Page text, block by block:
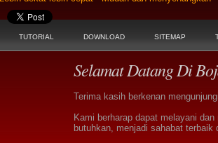
TUTORIAL DOWNLOAD SITEMAP
Selamat Datang Di
Terima kasih berkenan
Kami berharap dapat melayani
butuhkan, menjadi sahabat